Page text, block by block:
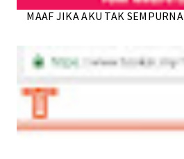
MAAF JIKA AKU TAK